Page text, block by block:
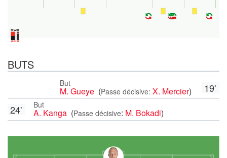
BUTS
19'
But
M. Gueye (Passe décisive: X. Mercier)
But
A. Kanga (Passe décisive: M. Bokadi)
24'